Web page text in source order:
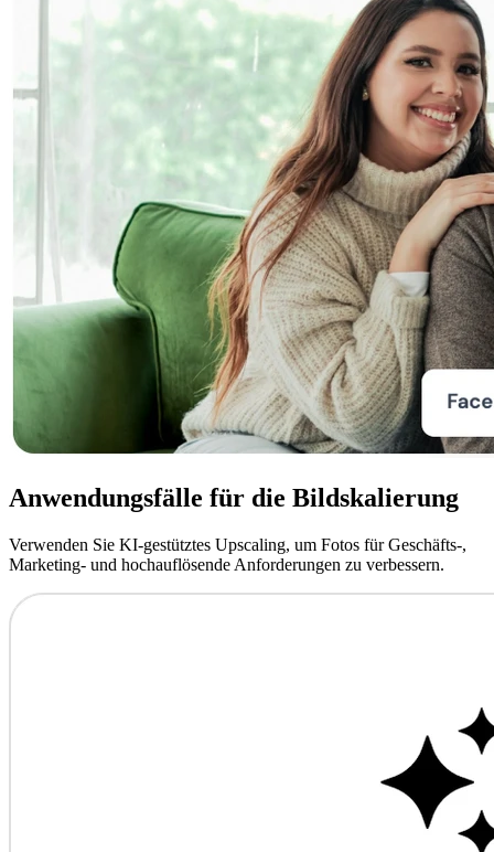
Anwendungsfälle für die Bildskalierung
Verwenden Sie KI-gestütztes Upscaling, um Fotos für Geschäfts-,
Marketing- und hochauflösende Anforderungen zu verbessern.